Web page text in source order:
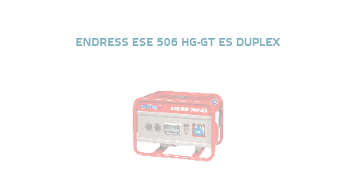
ENDRESS ESE 506 HG-GT ES DUPLEX